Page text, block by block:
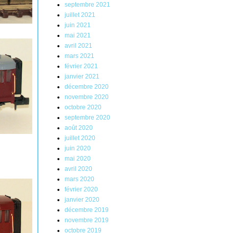
septembre 2021
juillet 2021
juin 2021
mai 2021
avril 2021
mars 2021
février 2021
janvier 2021
décembre 2020
novembre 2020
octobre 2020
septembre 2020
août 2020
juillet 2020
juin 2020
mai 2020
avril 2020
mars 2020
février 2020
janvier 2020
décembre 2019
novembre 2019
octobre 2019